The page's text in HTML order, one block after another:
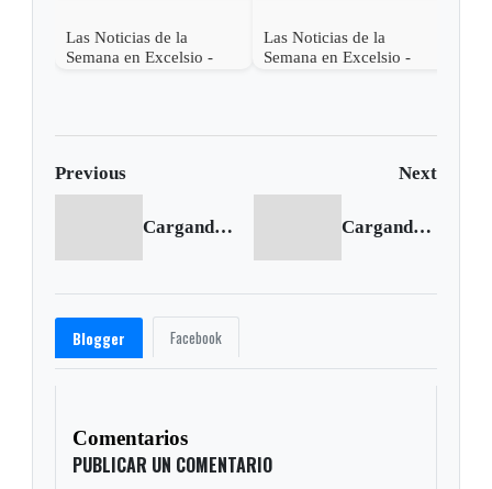
Las Noticias de la
Semana en Excelsio -
Las Noticias de la
Semana en Excelsio -
Previous Next
Cargando anterior... Cargando siguiente...
Blogger Facebook
Comentarios
PUBLICAR UN COMENTARIO